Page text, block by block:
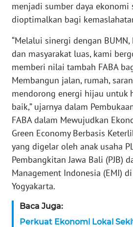
menjadi sumber daya
dioptimalkan bagi
“Melalui sinergi dengan BUMN,
dan masyarakat luas, kami
memberi nilai tambah FABA
Membangun jalan, rumah,
mendorong energi hijau untuk
baik,” ujarnya dalam
FABA dalam Mewujudkan
Green Economy Berbasis
yang digelar oleh anak usaha
Pembangkitan Jawa Bali (PJB)
Management Indonesia (EMI)
Yogyakarta.
Baca Juga:
Perkuat Ekonomi Lokal
WN
KEPRI
WN
PAPUA
PAPUA
BARAT
WN
RIAU
WN
SERAMBI
WN
JAMBI